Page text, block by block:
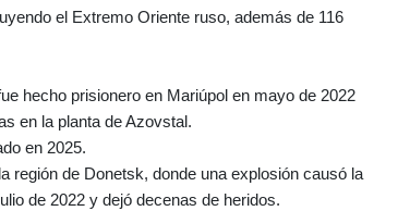
el Extremo Oriente ruso, además de 116
hecho prisionero en Mariúpol en mayo de 2022
en la planta de Azovstal.
en 2025.
región de Donetsk, donde una explosión causó la
de 2022 y dejó decenas de heridos.